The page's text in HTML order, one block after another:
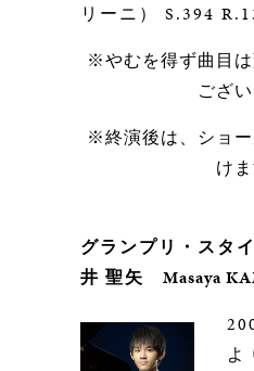
リーニ）
S.394
※やむを得ず曲目
ござ
※終演後は、ショ
け
グランプリ・スタ
井 聖矢 Masaya